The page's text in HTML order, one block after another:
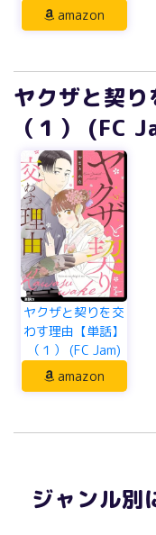
amazon
ヤクザと契り
（１） (FC
ヤクザと契りを交
わす理由【単話】
（１） (FC Jam)
amazon
ジャンル別